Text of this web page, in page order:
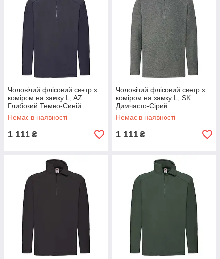
Чоловічий флісовий светр з
коміром на замку L, AZ
Глибокий Темно-Синій
Немає в наявності
1 111 ₴
Чоловічий флісовий светр з
коміром на замку L, SK
Димчасто-Сірий
Немає в наявності
1 111 ₴